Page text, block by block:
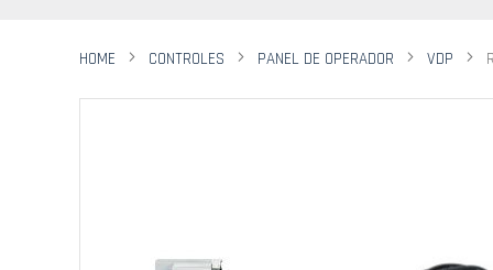
HOME CONTROLES PANEL DE OPERADOR VDP